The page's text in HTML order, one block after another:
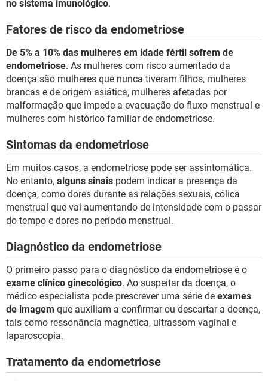
no sistema imunológico.
Fatores de risco da endometriose
De 5% a 10% das mulheres em idade fértil sofrem de
endometriose. As mulheres com risco aumentado da
doença são mulheres que nunca tiveram filhos, mulheres
brancas e de origem asiática, mulheres afetadas por
malformação que impede a evacuação do fluxo menstrual e
mulheres com histórico familiar de endometriose.
Sintomas da endometriose
Em muitos casos, a endometriose pode ser assintomática.
No entanto, alguns sinais podem indicar a presença da
doença, como dores durante as relações sexuais, cólica
menstrual que vai aumentando de intensidade com o passar
do tempo e dores no período menstrual.
Diagnóstico da endometriose
O primeiro passo para o diagnóstico da endometriose é o
exame clínico ginecológico. Ao suspeitar da doença, o
médico especialista pode prescrever uma série de exames
de imagem que auxiliam a confirmar ou descartar a doença,
tais como ressonância magnética, ultrassom vaginal e
laparoscopia.
Tratamento da endometriose